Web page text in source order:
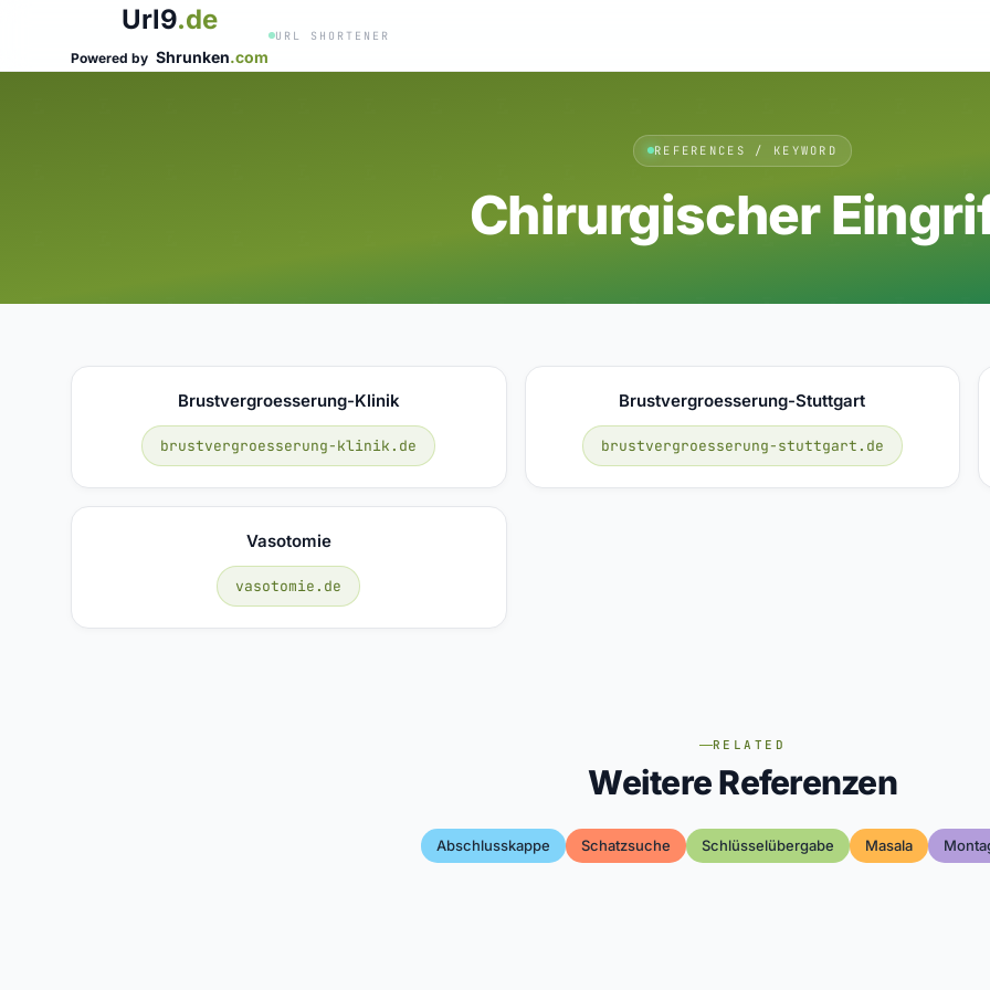
Url9.de
Powered by Shrunken.com
URL SHORTENER
REFERENCES / KEYWORD
Chirurgischer
Brustvergroesserung-Klinik
brustvergroesserung-klinik.de
Brustvergroesserung-Stuttgart
brustvergroesserung-stuttgart.de
Vasotomie
vasotomie.de
RELATED
Weitere Referenzen
Abschlusskappe Schatzsuche Schlüsselübergabe Masala